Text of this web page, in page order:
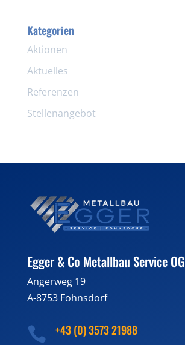
Kategorien
Aktionen
Aktuelles
Referenzen
Stellenangebot
Egger & Co Metallbau Service OG
Angerweg 19
A-8753 Fohnsdorf
 +43 (0) 3573 21988